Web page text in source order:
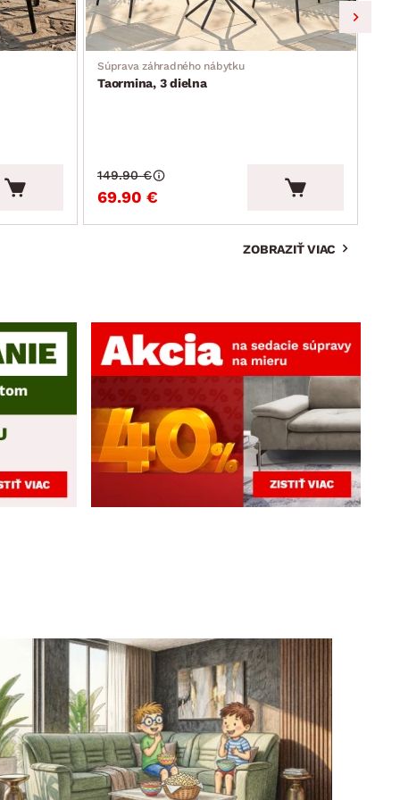
Súprava záhradného nábytku
Taormina, 3 dielna
69.90 €
149.90 €
ZOBRAZIŤ VIAC